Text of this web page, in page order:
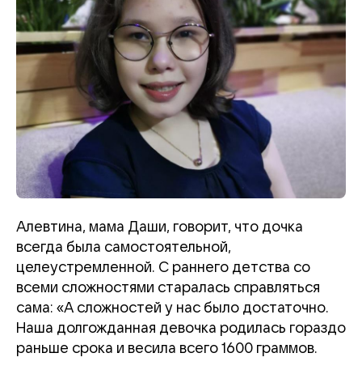
Алевтина, мама Даши, говорит, что дочка
всегда была самостоятельной,
целеустремленной. С раннего детства со
всеми сложностями старалась справляться
сама: «А сложностей у нас было достаточно.
Наша долгожданная девочка родилась гораздо
раньше срока и весила всего 1600 граммов.